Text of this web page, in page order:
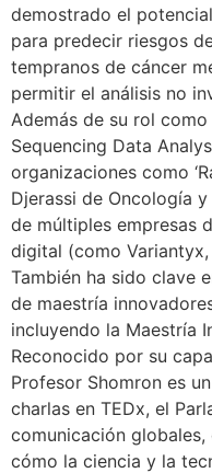
demostrado el
para predecir riesgos
tempranos de cáncer
permitir el análisis no
Además de su rol
Sequencing Data
organizaciones como
Djerassi de Oncología y
de múltiples empresas
digital (como
También ha sido clave
de maestría
incluyendo la Maestría
Reconocido por su
Profesor Shomron es
charlas en TEDx, el
comunicación
cómo la ciencia y la